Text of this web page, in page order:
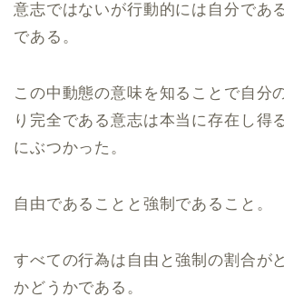
意志ではないが行動的には自分であ
である。
この中動態の意味を知ることで自分
り完全である意志は本当に存在し得
にぶつかった。
自由であることと強制であること。
すべての行為は自由と強制の割合が
かどうかである。